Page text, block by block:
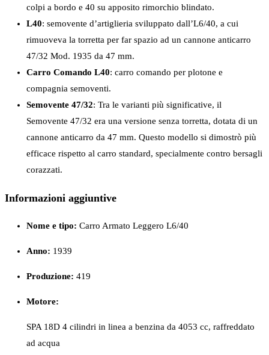
colpi a bordo e 40 su apposito rimorchio blindato.
L40: semovente d’artiglieria sviluppato dall’L6/40, a cui
rimuoveva la torretta per far spazio ad un cannone anticarro
47/32 Mod. 1935 da 47 mm.
Carro Comando L40: carro comando per plotone e
compagnia semoventi.
Semovente 47/32: Tra le varianti più significative, il
Semovente 47/32 era una versione senza torretta, dotata di un
cannone anticarro da 47 mm. Questo modello si dimostrò più
efficace rispetto al carro standard, specialmente contro bersagli
corazzati.
Informazioni aggiuntive
Nome e tipo: Carro Armato Leggero L6/40
Anno: 1939
Produzione: 419
Motore:
SPA 18D 4 cilindri in linea a benzina da 4053 cc, raffreddato
ad acqua